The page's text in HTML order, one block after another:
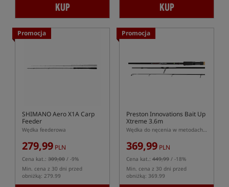
KUP KUP
Promocja
SHIMANO Aero X1A Carp
Feeder
Wędka feederowa
279,99 PLN
Cena kat.: 309,00 / -9%
Min. cena z 30 dni przed
obniżką: 279.99
Promocja
Preston Innovations Bait Up
Xtreme 3.6m
Wędka do nęcenia w metodach feederowych
369,99 PLN
Cena kat.: 449,99 / -18%
Min. cena z 30 dni przed
obniżką: 369.99